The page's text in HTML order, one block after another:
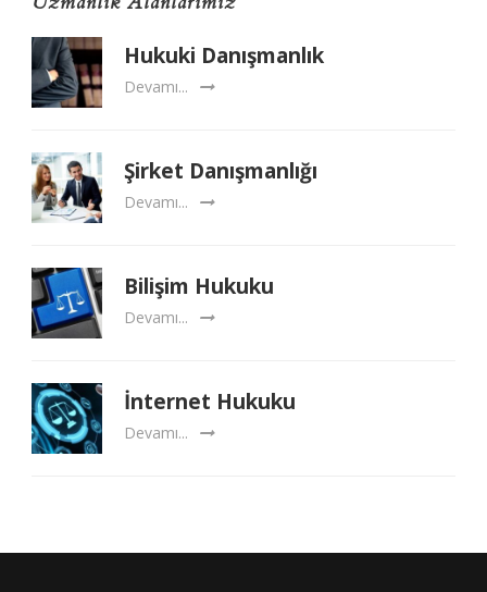
Hukuki Danışmanlık
Devamı...
Şirket Danışmanlığı
Devamı...
Bilişim Hukuku
Devamı...
İnternet Hukuku
Devamı...